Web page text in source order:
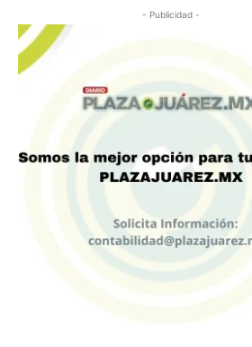
- Publicidad -